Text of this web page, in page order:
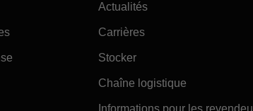
Actualités
Carrières
Stocker
Chaîne logistique
Informations pour les